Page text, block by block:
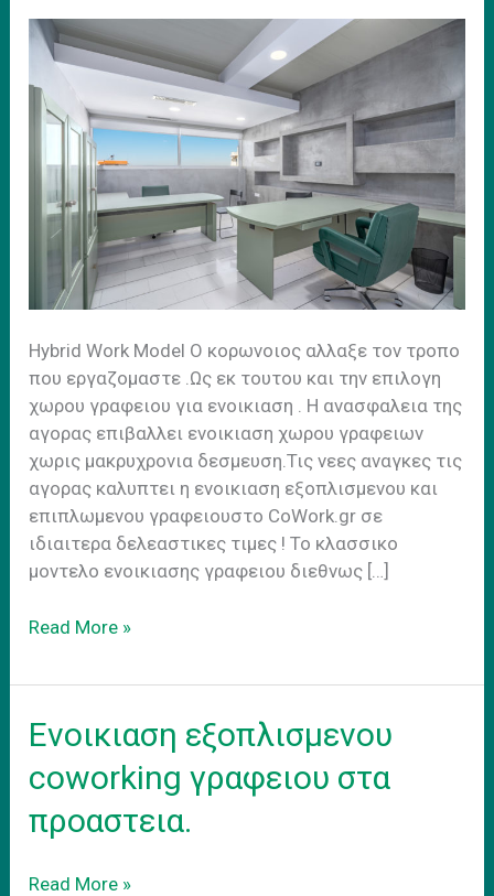
Ηybrid Work Model Ο κορωνοιος αλλαξε τον τροπο
που εργαζομαστε .Ως εκ τουτου και την επιλογη
χωρου γραφειου για ενοικιαση . H ανασφαλεια της
αγορας επιβαλλει ενοικιαση χωρου γραφειων
χωρις μακρυχρονια δεσμευση.Τις νεες αναγκες τις
αγορας καλυπτει η ενοικιαση εξοπλισμενου και
επιπλωμενου γραφειουστο CoWork.gr σε
ιδιαιτερα δελεαστικες τιμες ! Το κλασσικο
μοντελο ενοικιασης γραφειου διεθνως […]
Hybrid
Model
Read More »
Ενοικιαση εξοπλισμενου
coworking γραφειου στα
προαστεια.
Ενοικιαση
Read More »